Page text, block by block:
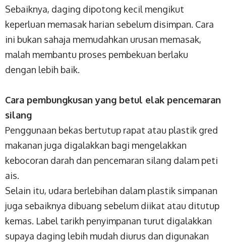
Sebaiknya, daging dipotong kecil mengikut
keperluan memasak harian sebelum disimpan. Cara
ini bukan sahaja memudahkan urusan memasak,
malah membantu proses pembekuan berlaku
dengan lebih baik.
Cara pembungkusan yang betul elak pencemaran
silang
Penggunaan bekas bertutup rapat atau plastik gred
makanan juga digalakkan bagi mengelakkan
kebocoran darah dan pencemaran silang dalam peti
ais.
Selain itu, udara berlebihan dalam plastik simpanan
juga sebaiknya dibuang sebelum diikat atau ditutup
kemas. Label tarikh penyimpanan turut digalakkan
supaya daging lebih mudah diurus dan digunakan